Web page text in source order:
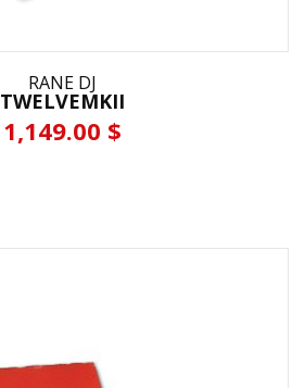
RANE DJ
TWELVEMKII
1,149.00 $